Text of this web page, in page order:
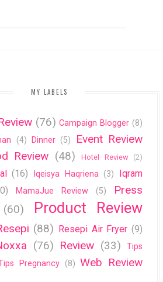
MY LABELS
(76) Campaign Blogger (8)
(4) Dinner (5)
Event Review
Review (48) Hotel Review (2)
(16) Iqeisya Haqriena (3)
Iqram
MamaJue Review (5)
Press
(60)
Product Review
(88) Resepi Air Fryer (9)
(76) Review (33)
Tips
Pregnancy (8) Web Review